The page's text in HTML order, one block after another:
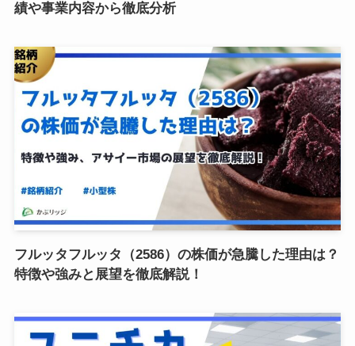
績や事業内容から徹底分析
フルッタフルッタ（2586）の株価が急騰した理由は？
特徴や強みと展望を徹底解説！